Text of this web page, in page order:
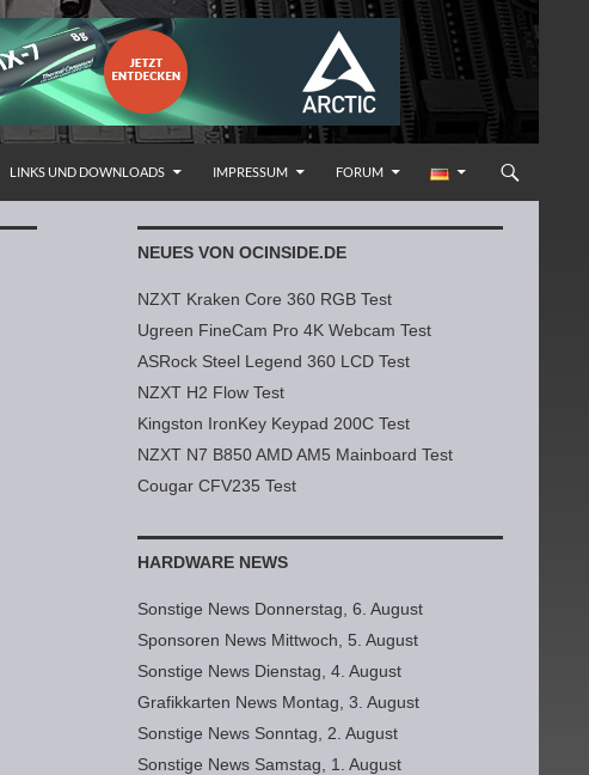
LINKS UND DOWNLOADS IMPRESSUM FORUM
NEUES VON OCINSIDE.DE
NZXT Kraken Core 360 RGB Test
Ugreen FineCam Pro 4K Webcam Test
ASRock Steel Legend 360 LCD Test
NZXT H2 Flow Test
Kingston IronKey Keypad 200C Test
NZXT N7 B850 AMD AM5 Mainboard Test
Cougar CFV235 Test
HARDWARE NEWS
Sonstige News Donnerstag, 6. August
Sponsoren News Mittwoch, 5. August
Sonstige News Dienstag, 4. August
Grafikkarten News Montag, 3. August
Sonstige News Sonntag, 2. August
Sonstige News Samstag, 1. August